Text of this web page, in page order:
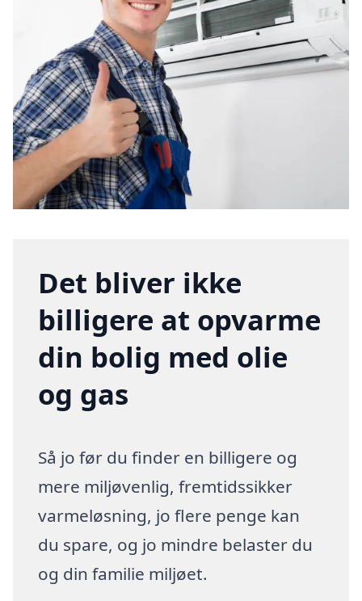
Det bliver ikke
billigere at opvarme
din bolig med olie
og gas
Så jo før du finder en billigere og
mere miljøvenlig, fremtidssikker
varmeløsning, jo flere penge kan
du spare, og jo mindre belaster du
og din familie miljøet.